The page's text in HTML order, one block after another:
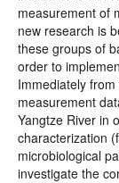
measurement of
new research is
these groups of
order to
Immediately
measurement
Yangtze River in
characterization
microbiological
investigate the